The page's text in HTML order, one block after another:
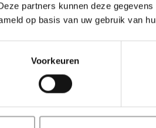
partners kunnen deze
op basis van uw gebruik van
Voorkeuren